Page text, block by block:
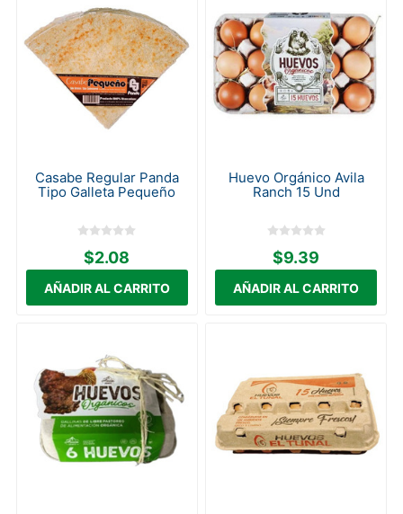
Casabe Regular Panda
Tipo Galleta Pequeño
$2.08
Huevo Orgánico Avila
Ranch 15 Und
$9.39